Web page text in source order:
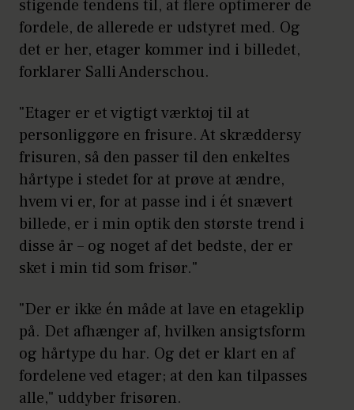
fleste, er det vigtigt, at frisøren kan sit
kram, fleste, er det vigtigt, at frisøren
kan sit kram, siger hun:
”Frisøren skal være i stand til at forstå
siger hun: ”Frisøren skal være i stand
til at forstå den stil, du er ude efter,
men også mestre de den stil, du er
ude efter, men også mestre de
teknikker, som den enkelte etageklip
kræver. teknikker, som den enkelte
etageklip kræver. Her er Instagram
din ven – se frisørens Her er
Instagram din ven – se frisørens
arbejde, og fornem smag og stil,
arbejde, og fornem smag og stil,
inden du sætter dig i stolen.” inden
du sætter dig i stolen.”
stigende tendens til, at flere optimerer de
fordele, de allerede er udstyret med. Og
det er her, etager kommer ind i billedet,
forklarer Salli Anderschou.
"Etager er et vigtigt værktøj til at
personliggøre en frisure. At skræddersy
frisuren, så den passer til den enkeltes
hårtype i stedet for at prøve at ændre,
hvem vi er, for at passe ind i ét snævert
billede, er i min optik den største trend i
disse år – og noget af det bedste, der er
sket i min tid som frisør."
"Der er ikke én måde at lave en etageklip
på. Det afhænger af, hvilken ansigtsform
og hårtype du har. Og det er klart en af
fordelene ved etager; at den kan tilpasses
alle," uddyber frisøren.